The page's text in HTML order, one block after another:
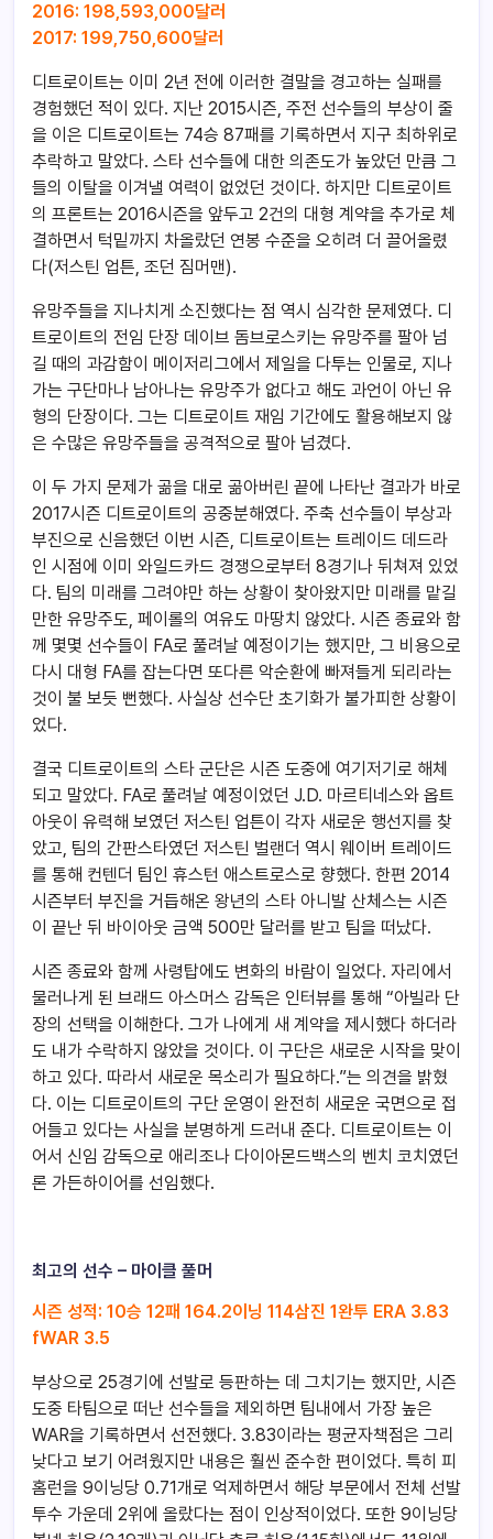
2016: 198,593,000달러
2017: 199,750,600달러
디트로이트는 이미 2년 전에 이러한 결말을 경고하는 실패를
경험했던 적이 있다. 지난 2015시즌, 주전 선수들의 부상이 줄
을 이은 디트로이트는 74승 87패를 기록하면서 지구 최하위로
추락하고 말았다. 스타 선수들에 대한 의존도가 높았던 만큼 그
들의 이탈을 이겨낼 여력이 없었던 것이다. 하지만 디트로이트
의 프론트는 2016시즌을 앞두고 2건의 대형 계약을 추가로 체
결하면서 턱밑까지 차올랐던 연봉 수준을 오히려 더 끌어올렸
다(저스틴 업튼, 조던 짐머맨).
유망주들을 지나치게 소진했다는 점 역시 심각한 문제였다. 디
트로이트의 전임 단장 데이브 돔브로스키는 유망주를 팔아 넘
길 때의 과감함이 메이저리그에서 제일을 다투는 인물로, 지나
가는 구단마나 남아나는 유망주가 없다고 해도 과언이 아닌 유
형의 단장이다. 그는 디트로이트 재임 기간에도 활용해보지 않
은 수많은 유망주들을 공격적으로 팔아 넘겼다.
이 두 가지 문제가 곪을 대로 곪아버린 끝에 나타난 결과가 바로
2017시즌 디트로이트의 공중분해였다. 주축 선수들이 부상과
부진으로 신음했던 이번 시즌, 디트로이트는 트레이드 데드라
인 시점에 이미 와일드카드 경쟁으로부터 8경기나 뒤쳐져 있었
다. 팀의 미래를 그려야만 하는 상황이 찾아왔지만 미래를 맡길
만한 유망주도, 페이롤의 여유도 마땅치 않았다. 시즌 종료와 함
께 몇몇 선수들이 FA로 풀려날 예정이기는 했지만, 그 비용으로
다시 대형 FA를 잡는다면 또다른 악순환에 빠져들게 되리라는
것이 불 보듯 뻔했다. 사실상 선수단 초기화가 불가피한 상황이
었다.
결국 디트로이트의 스타 군단은 시즌 도중에 여기저기로 해체
되고 말았다. FA로 풀려날 예정이었던 J.D. 마르티네스와 옵트
아웃이 유력해 보였던 저스틴 업튼이 각자 새로운 행선지를 찾
았고, 팀의 간판스타였던 저스틴 벌랜더 역시 웨이버 트레이드
를 통해 컨텐더 팀인 휴스턴 애스트로스로 향했다. 한편 2014
시즌부터 부진을 거듭해온 왕년의 스타 아니발 산체스는 시즌
이 끝난 뒤 바이아웃 금액 500만 달러를 받고 팀을 떠났다.
시즌 종료와 함께 사령탑에도 변화의 바람이 일었다. 자리에서
물러나게 된 브래드 아스머스 감독은 인터뷰를 통해 “아빌라 단
장의 선택을 이해한다. 그가 나에게 새 계약을 제시했다 하더라
도 내가 수락하지 않았을 것이다. 이 구단은 새로운 시작을 맞이
하고 있다. 따라서 새로운 목소리가 필요하다.”는 의견을 밝혔
다. 이는 디트로이트의 구단 운영이 완전히 새로운 국면으로 접
어들고 있다는 사실을 분명하게 드러내 준다. 디트로이트는 이
어서 신임 감독으로 애리조나 다이아몬드백스의 벤치 코치였던
론 가든하이어를 선임했다.
최고의 선수 – 마이클 풀머
시즌 성적: 10승 12패 164.2이닝 114삼진 1 완투 ERA 3.83
fWAR 3.5
부상으로 25경기에 선발로 등판하는 데 그치기는 했지만, 시즌
도중 타팀으로 떠난 선수들을 제외하면 팀내에서 가장 높은
WAR을 기록하면서 선전했다. 3.83이라는 평균자책점은 그리
낮다고 보기 어려웠지만 내용은 훨씬 준수한 편이었다. 특히 피
홈런을 9이닝당 0.71개로 억제하면서 해당 부문에서 전체 선발
투수 가운데 2위에 올랐다는 점이 인상적이었다. 또한 9이닝당